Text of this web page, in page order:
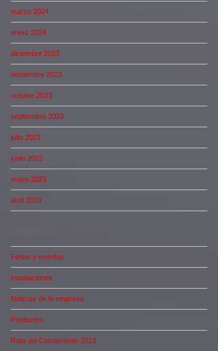
marzo 2024
enero 2024
diciembre 2023
noviembre 2023
octubre 2023
septiembre 2023
julio 2023
junio 2023
mayo 2023
abril 2023
Ferias y eventos
Instalaciones
Noticias de la empresa
Productos
Ruta del Cerramiento 2023